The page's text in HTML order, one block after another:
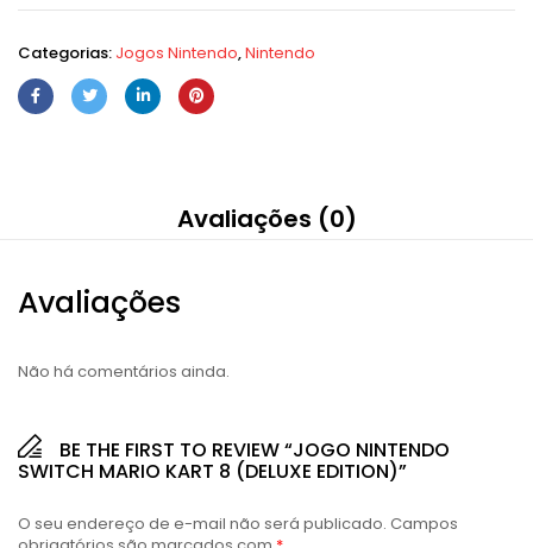
Categorias: Jogos Nintendo,Nintendo
Avaliações (0)
Avaliações
Não há comentários ainda.
BE THE FIRST TO REVIEW “JOGO NINTENDO
SWITCH MARIO KART 8 (DELUXE EDITION)”
O seu endereço de e-mail não será publicado. Campos